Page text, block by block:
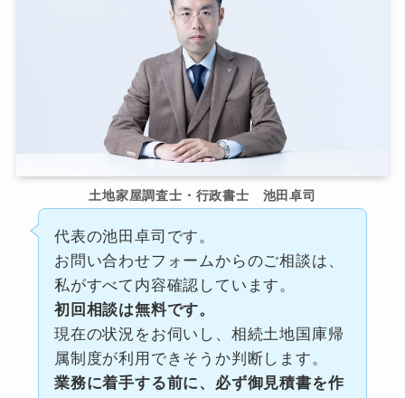
土地家屋調査士・行政書士 池田卓司
代表の池田卓司です。
お問い合わせフォームからのご相談は、
私がすべて内容確認しています。
初回相談は無料です。
現在の状況をお伺いし、相続土地国庫帰
属制度が利用できそうか判断します。
業務に着手する前に、必ず御見積書を作